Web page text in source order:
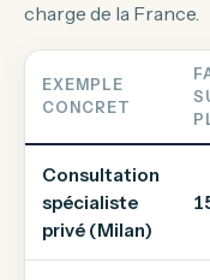
charge de la France.
EXEMPLE
CONCRET
Consultation
spécialiste
privé (Milan)